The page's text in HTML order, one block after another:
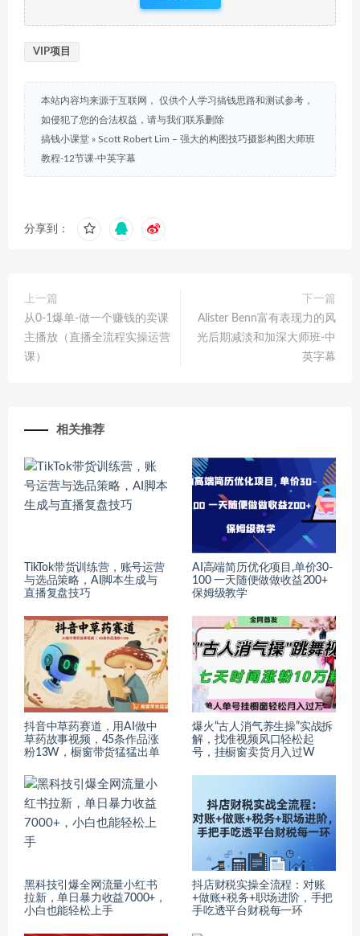
VIP项目
本站内容均来源于互联网， 仅供个人学习搞钱思路和测试参考，
如侵犯了您的合法权益，请与我们联系删除
搞钱小课堂 » Scott Robert Lim – 强大的构图技巧摄影构图大师班
教程-12节课-中英字幕
分享到：
上一篇
从0-1爆单-做一个赚钱的卖课
主播放（直播全流程实操运营
课）
下一篇
Alister Benn富有表现力的风
光后期减淡和加深大师班-中
英字幕
相关推荐
TikTok带货训练营，账号运营
与选品策略，AI脚本生成与
直播复盘技巧
AI高端简历优化项目,单价30-
100 一天随便做做收益200+
保姆级教学
抖音中草药赛道，用AI做中
草药故事视频，45条作品涨
粉13W，橱窗带货猛猛出单
爆火“古人消气养生操”实战拆
解，找准视频风口轻松起
号，挂橱窗卖货月入过W
黑科技引爆全网流量小红书
拉新，单日暴力收益7000+，
小白也能轻松上手
抖店财税实操全流程：对账
+做账+税务+职场进阶，手把
手吃透平台财税每一环